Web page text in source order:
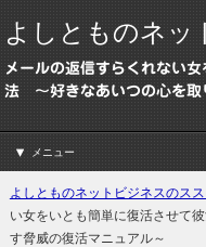
よしとものネッ
メールの返信すらくれない
法 ～好きなあいつの心を取
メニュー
よしとものネットビジネスのス
い女をいとも簡単に復活させて
す脅威の復活マニュアル～